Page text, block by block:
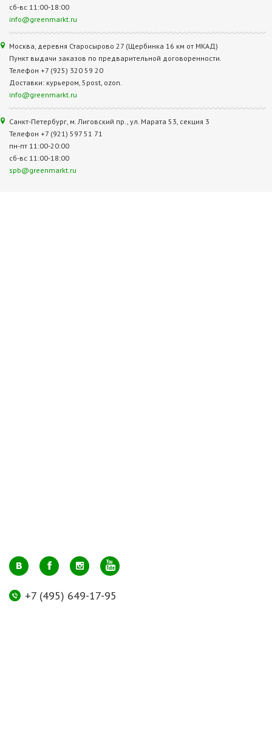
сб-вс 11:00-18:00
info@greenmarkt.ru
Москва, деревня Старосырово 27 (Щербинка 16 км от МКАД)
Пункт выдачи заказов по предварительной договоренности.
Телефон +7 (925) 320 59 20
Доставки: курьером, 5post, ozon.
info@greenmarkt.ru
Санкт-Петербург, м. Лиговский пр., ул. Марата 53, секция 3
Телефон +7 (921) 597 51 71
пн-пт 11:00-20:00
сб-вс 11:00-18:00
spb@greenmarkt.ru
+7 (495) 649-17-95